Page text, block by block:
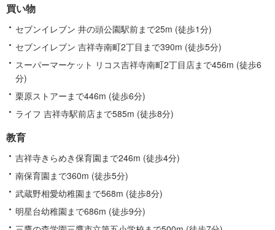
報
買い物
セブンイレブン 井の頭公園駅前まで25m (徒歩1分)
セブンイレブン 吉祥寺南町2丁目まで390m (徒歩5分)
スーパーマーケット リコス吉祥寺南町2丁目店まで456m (徒歩6
分)
栗原ストアーまで446m (徒歩6分)
ライフ 吉祥寺駅前店まで585m (徒歩8分)
教育
吉祥寺きらめき保育園まで246m (徒歩4分)
南保育園まで360m (徒歩5分)
武蔵野相愛幼稚園まで568m (徒歩8分)
明星台幼稚園まで686m (徒歩9分)